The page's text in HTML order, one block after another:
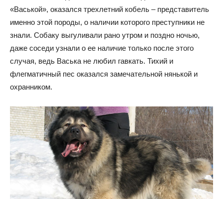
«Васькой», оказался трехлетний кобель – представитель
именно этой породы, о наличии которого преступники не
знали. Собаку выгуливали рано утром и поздно ночью,
даже соседи узнали о ее наличие только после этого
случая, ведь Васька не любил гавкать. Тихий и
флегматичный пес оказался замечательной нянькой и
охранником.